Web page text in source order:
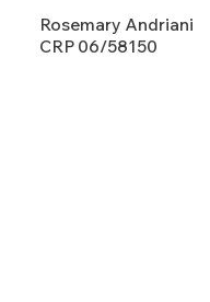
Rosemary Andriani
CRP 06/58150